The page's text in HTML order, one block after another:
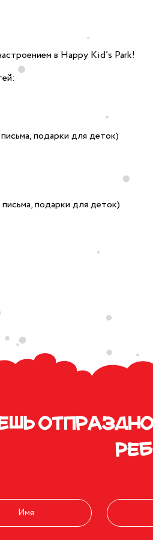
в Happy Kid’s Park!
подарки для деток)
подарки для деток)